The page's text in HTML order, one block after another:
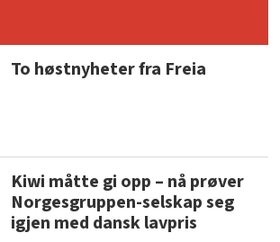
To høstnyheter fra Freia
Kiwi måtte gi opp – nå prøver
Norgesgruppen-selskap seg
igjen med dansk lavpris